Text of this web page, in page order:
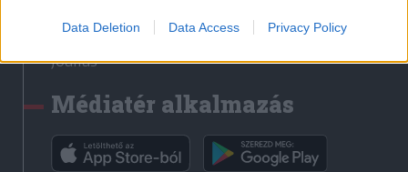
Data Deletion Data Access Privacy Policy
Rádió GaGa
Jóállás
Médiatér alkalmazás